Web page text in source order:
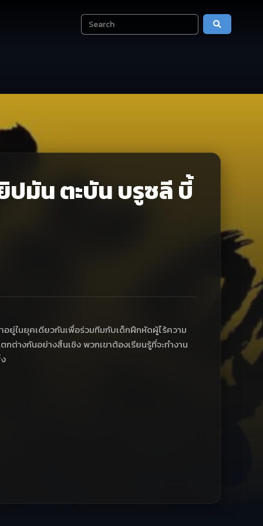
ปมัน ตะบัน บรูซลี บี้
ยู่ในยุคเดียวกันเพื่อร่วมทีมกับเด็กฝึกหัดผู้ไร้ความ
างกันอย่างสิ้นเชิง พวกเขาต้องเรียนรู้ที่จะทำงาน